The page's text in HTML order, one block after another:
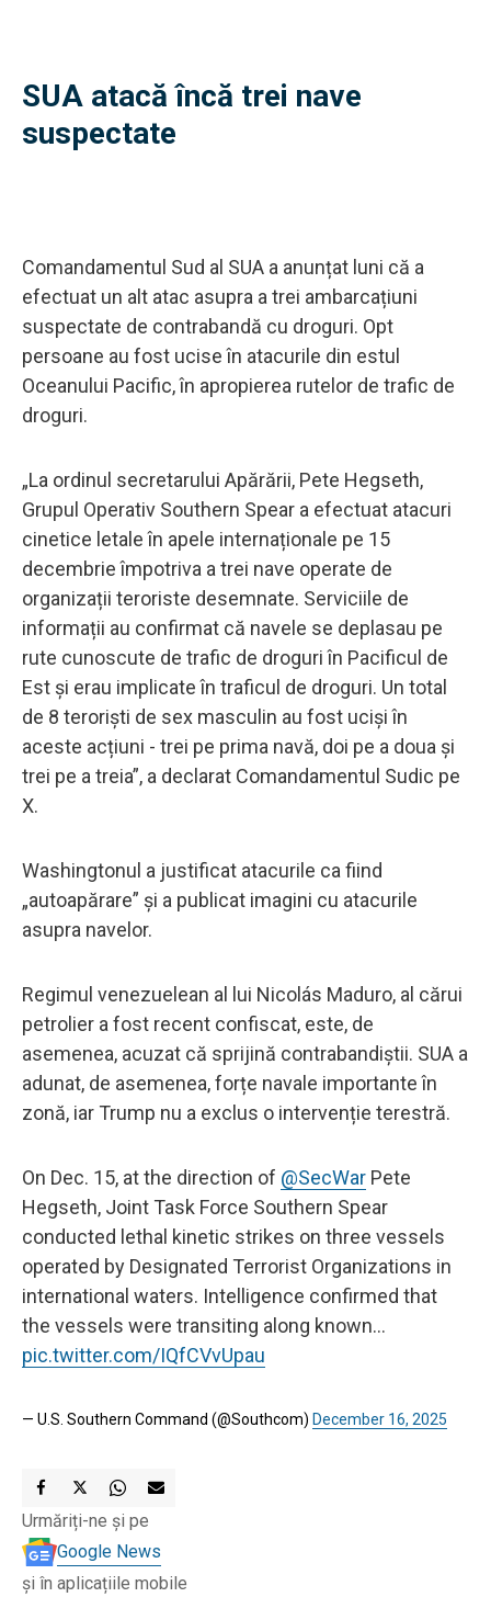
SUA atacă încă trei nave
suspectate
Comandamentul Sud al SUA a anunțat luni că a
efectuat un alt atac asupra a trei ambarcațiuni
suspectate de contrabandă cu droguri. Opt
persoane au fost ucise în atacurile din estul
Oceanului Pacific, în apropierea rutelor de trafic de
droguri.
„La ordinul secretarului Apărării, Pete Hegseth,
Grupul Operativ Southern Spear a efectuat atacuri
cinetice letale în apele internaționale pe 15
decembrie împotriva a trei nave operate de
organizații teroriste desemnate. Serviciile de
informații au confirmat că navele se deplasau pe
rute cunoscute de trafic de droguri în Pacificul de
Est și erau implicate în traficul de droguri. Un total
de 8 teroriști de sex masculin au fost uciși în
aceste acțiuni - trei pe prima navă, doi pe a doua și
trei pe a treia”, a declarat Comandamentul Sudic pe
X.
Washingtonul a justificat atacurile ca fiind
„autoapărare” și a publicat imagini cu atacurile
asupra navelor.
Regimul venezuelean al lui Nicolás Maduro, al cărui
petrolier a fost recent confiscat, este, de
asemenea, acuzat că sprijină contrabandiștii. SUA a
adunat, de asemenea, forțe navale importante în
zonă, iar Trump nu a exclus o intervenție terestră.
On Dec. 15, at the direction of @SecWar Pete
Hegseth, Joint Task Force Southern Spear
conducted lethal kinetic strikes on three vessels
operated by Designated Terrorist Organizations in
international waters. Intelligence confirmed that
the vessels were transiting along known…
pic.twitter.com/IQfCVvUpau
— U.S. Southern Command (@Southcom) December 16, 2025
Urmăriți-ne și pe
Google News
și în aplicațiile mobile